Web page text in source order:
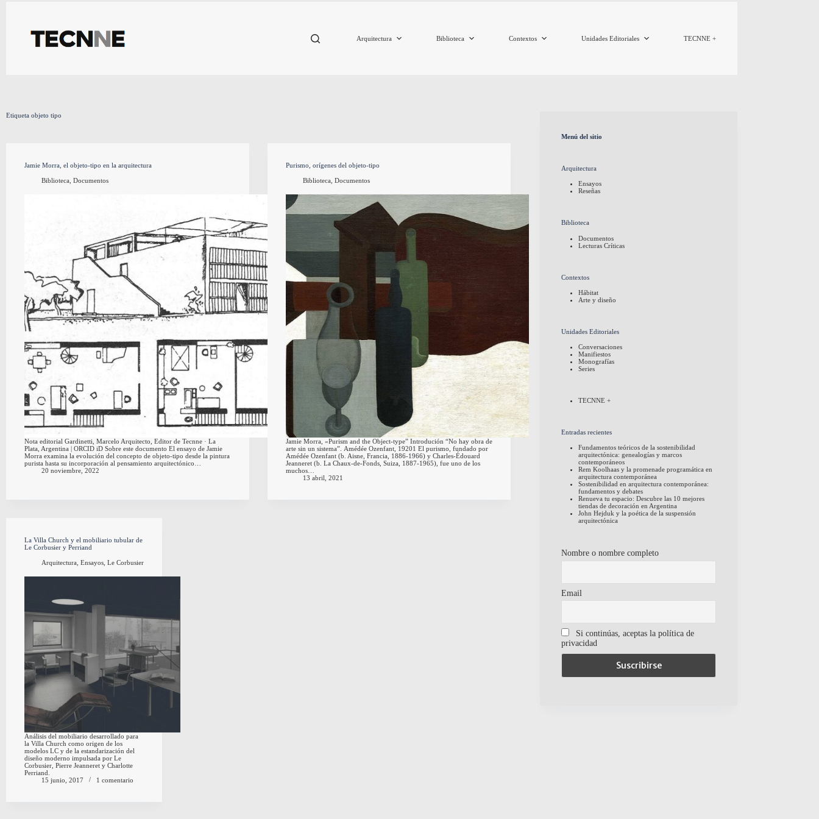
Arquitectura Biblioteca Contextos Unidades Editoriales TECNNE +
Etiqueta objeto tipo
Jamie Morra, el objeto-tipo en la arquitectura
Biblioteca, Documentos
Nota editorial Gardinetti, Marcelo Arquitecto, Editor de Tecnne · La
Plata, Argentina | ORCID iD Sobre este documento El ensayo de Jamie
Morra examina la evolución del concepto de objeto-tipo desde la pintura
purista hasta su incorporación al pensamiento arquitectónico…
20 noviembre, 2022
Purismo, orígenes del objeto-tipo
Biblioteca, Documentos
Jamie Morra, «Purism and the Object-type” Introdución “No hay obra de
arte sin un sistema”. Amédée Ozenfant, 19201 El purismo, fundado por
Amédée Ozenfant (b. Aisne, Francia, 1886-1966) y Charles-Édouard
Jeanneret (b. La Chaux-de-Fonds, Suiza, 1887-1965), fue uno de los
muchos…
13 abril, 2021
La Villa Church y el mobiliario tubular de
Le Corbusier y Perriand
Arquitectura, Ensayos, Le Corbusier
Análisis del mobiliario desarrollado para
la Villa Church como origen de los
modelos LC y de la estandarización del
diseño moderno impulsada por Le
Corbusier, Pierre Jeanneret y Charlotte
Perriand.
15 junio, 2017
1 comentario
Menú del sitio
Arquitectura
Ensayos
Reseñas
Biblioteca
Documentos
Lecturas Críticas
Contextos
Hábitat
Arte y diseño
Unidades Editoriales
Conversaciones
Manifiestos
Monografías
Series
TECNNE +
Entradas recientes
Fundamentos teóricos de la sostenibilidad
arquitectónica: genealogías y marcos
contemporáneos
Rem Koolhaas y la promenade programática en
arquitectura contemporánea
Sostenibilidad en arquitectura contemporánea:
fundamentos y debates
Renueva tu espacio: Descubre las 10 mejores
tiendas de decoración en Argentina
John Hejduk y la poética de la suspensión
arquitectónica
Nombre o nombre completo
Email
Si continúas, aceptas la política de
privacidad